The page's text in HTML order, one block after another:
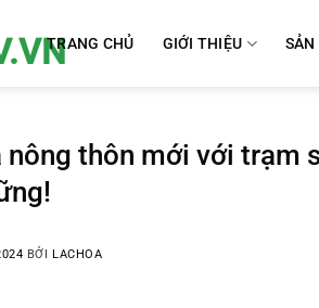
TRANG CHỦ GIỚI THIỆU
nông thôn mới với trạm
BỞI LACHOA